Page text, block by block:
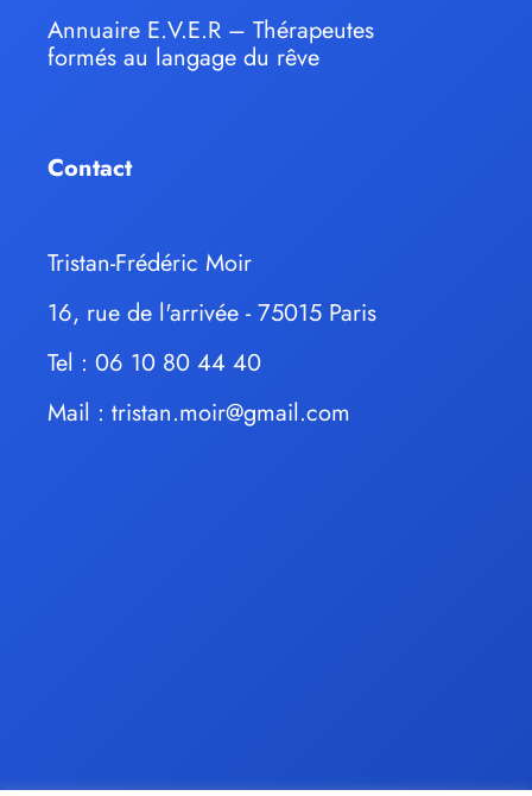
Annuaire E.V.E.R – Thérapeutes
formés au langage du rêve
Contact
Tristan-Frédéric Moir
16, rue de l'arrivée - 75015 Paris
Tel : 06 10 80 44 40
Mail : tristan.moir@gmail.com